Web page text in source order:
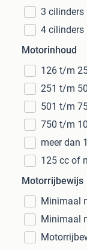
3 cilinders
4 cilinders
Motorinhoud
126 t/m
251 t/m
501 t/m
750 t/m
meer dan
125 cc of
Motorrijbewijs
Minimaal
Minimaal